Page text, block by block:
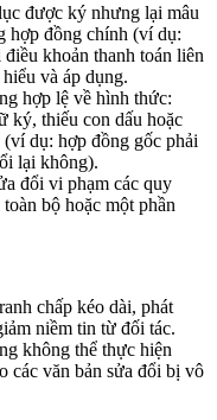
được ký nhưng lại mâu
hợp đồng chính (ví dụ:
khoản thanh toán liên
và áp dụng.
hợp lệ về hình thức:
ký, thiếu con dấu hoặc
dụ: hợp đồng gốc phải
lại không).
đổi vi phạm các quy
bộ hoặc một phần
chấp kéo dài, phát
niềm tin từ đối tác.
không thể thực hiện
các văn bản sửa đổi bị vô